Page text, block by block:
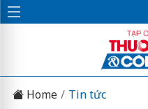
Home Tin tức